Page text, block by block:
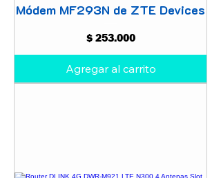
Módem MF293N de ZTE Devices
Precio
$ 253.000
Agregar al carrito